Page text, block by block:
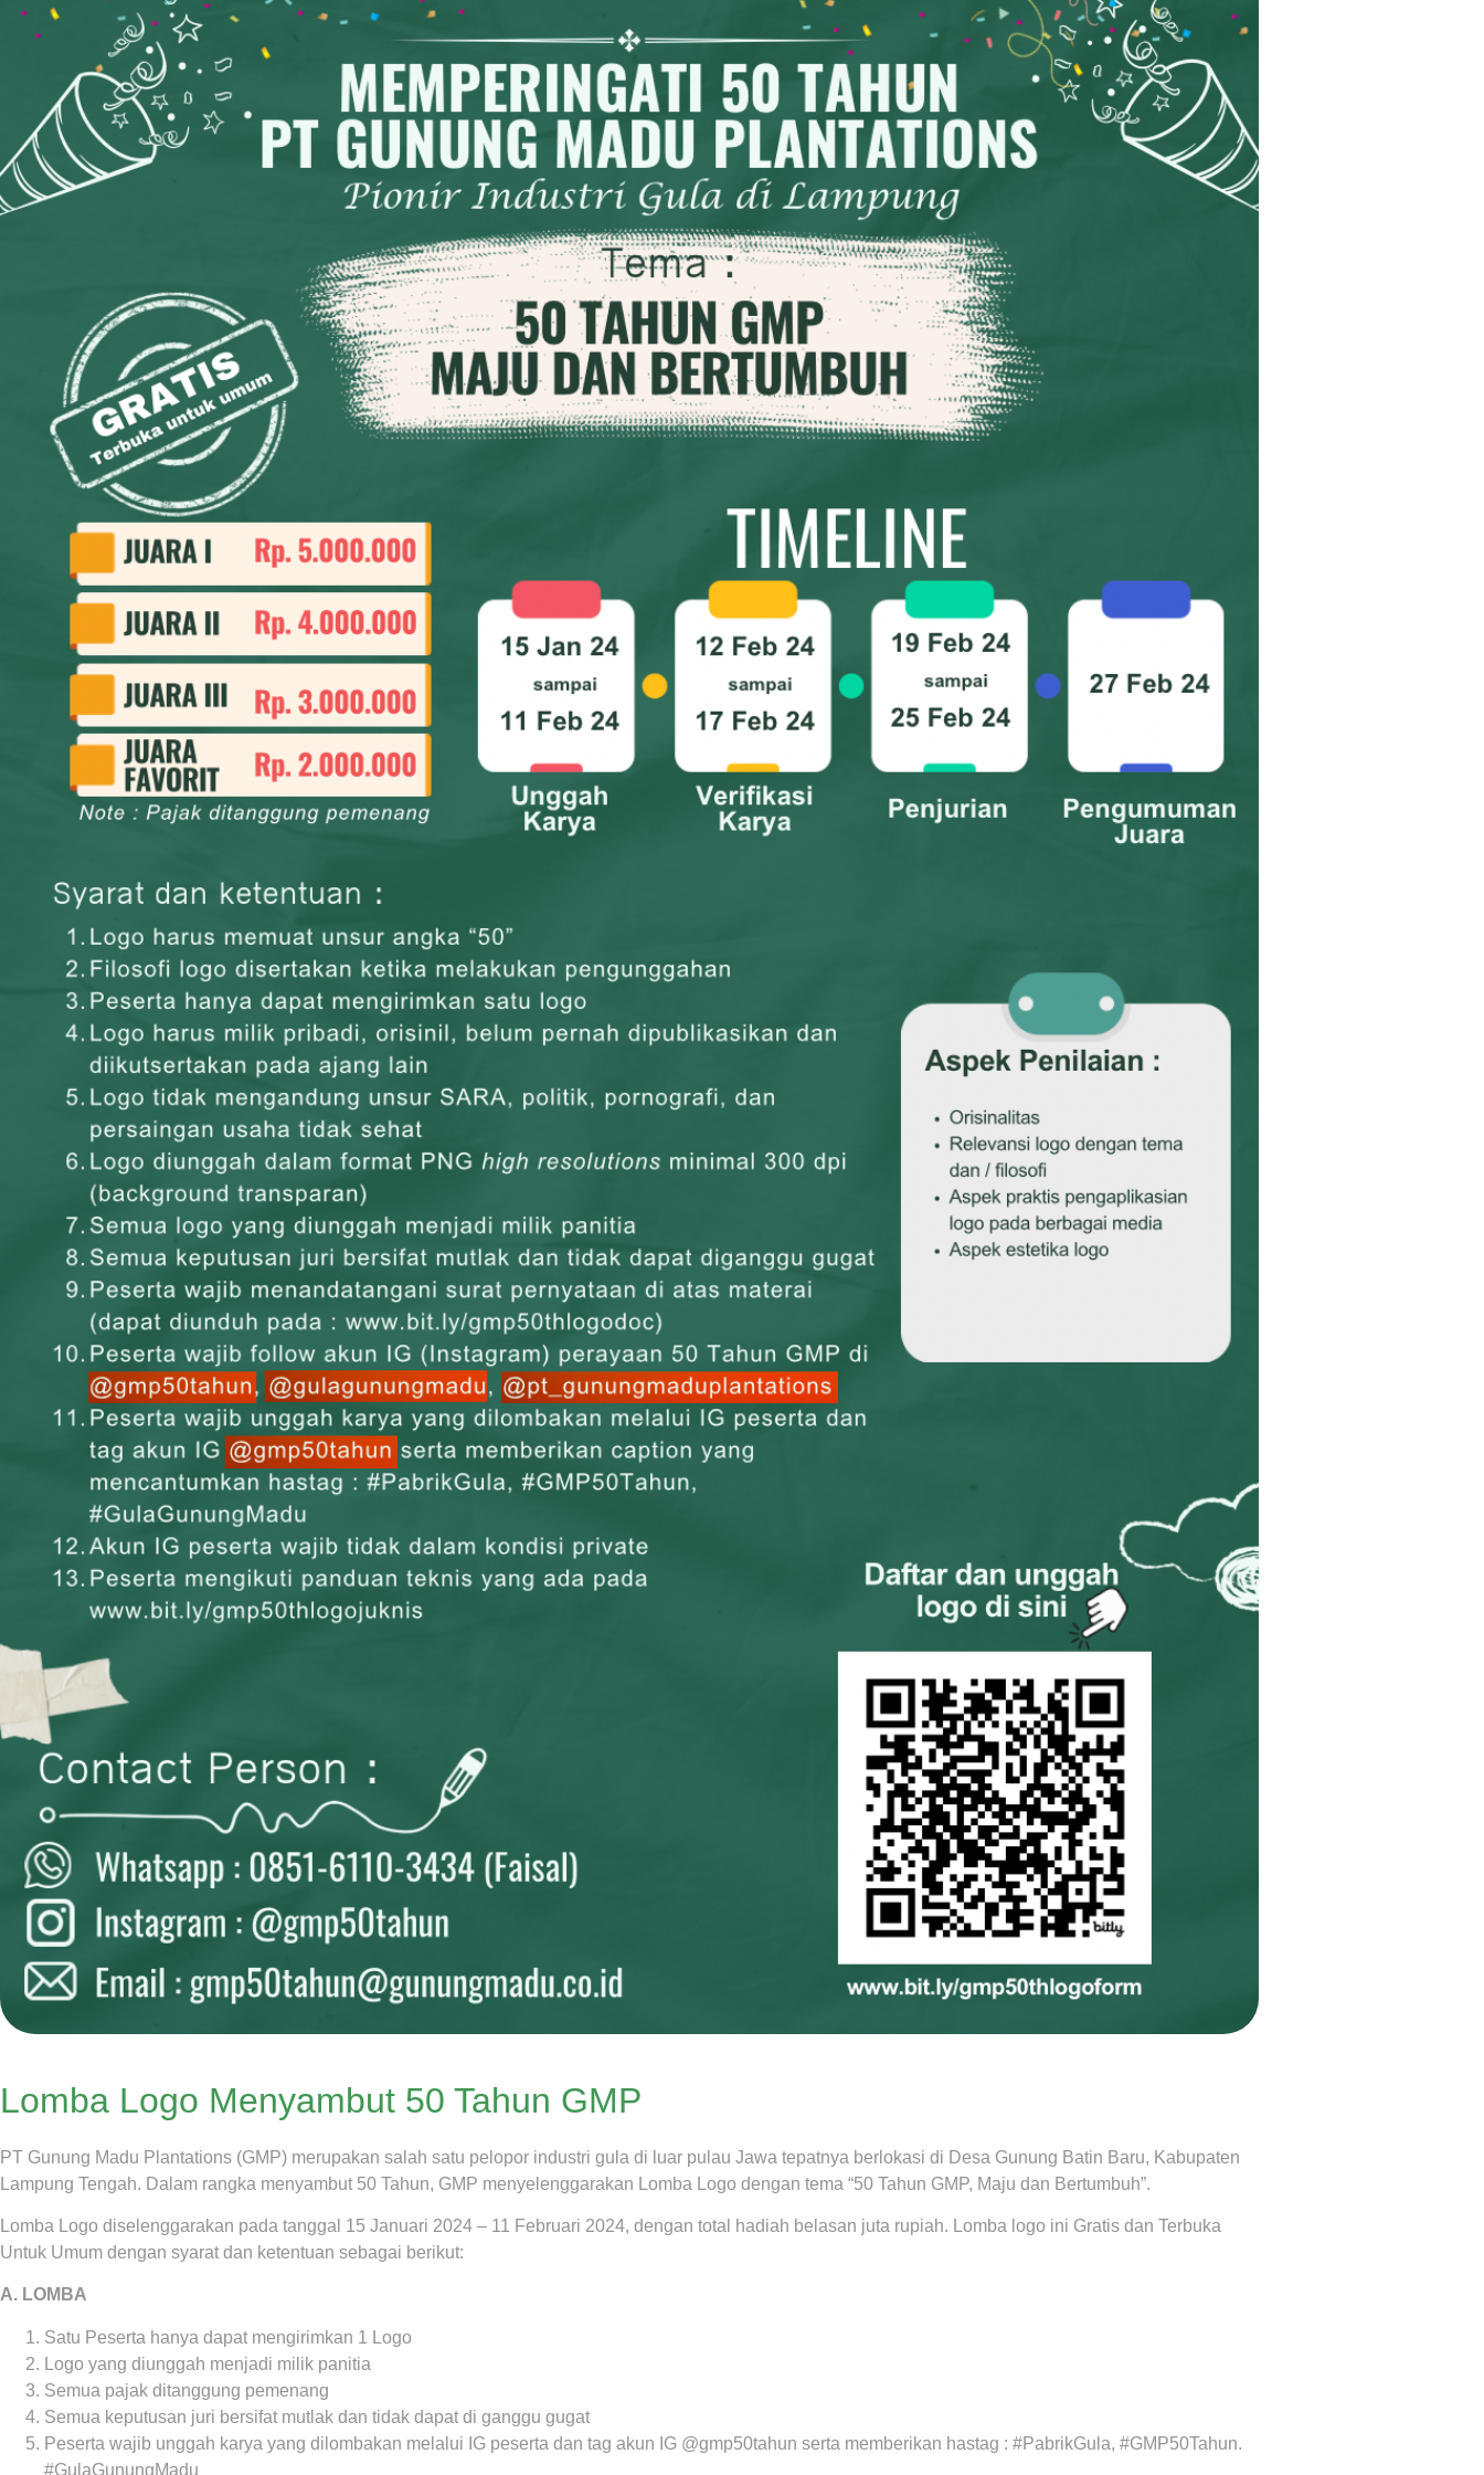
Lomba Logo Menyambut 50 Tahun GMP
PT Gunung Madu Plantations (GMP) merupakan salah satu pelopor industri gula di luar pulau Jawa tepatnya berlokasi di Desa Gunung Batin Baru, Kabupaten
Lampung Tengah. Dalam rangka menyambut 50 Tahun, GMP menyelenggarakan Lomba Logo dengan tema “50 Tahun GMP, Maju dan Bertumbuh”.
Lomba Logo diselenggarakan pada tanggal 15 Januari 2024 – 11 Februari 2024, dengan total hadiah belasan juta rupiah. Lomba logo ini Gratis dan Terbuka
Untuk Umum dengan syarat dan ketentuan sebagai berikut:
A. LOMBA
Satu Peserta hanya dapat mengirimkan 1 Logo
Logo yang diunggah menjadi milik panitia
Semua pajak ditanggung pemenang
Semua keputusan juri bersifat mutlak dan tidak dapat di ganggu gugat
Peserta wajib unggah karya yang dilombakan melalui IG peserta dan tag akun IG @gmp50tahun serta memberikan hastag : #PabrikGula, #GMP50Tahun.
#GulaGunungMadu